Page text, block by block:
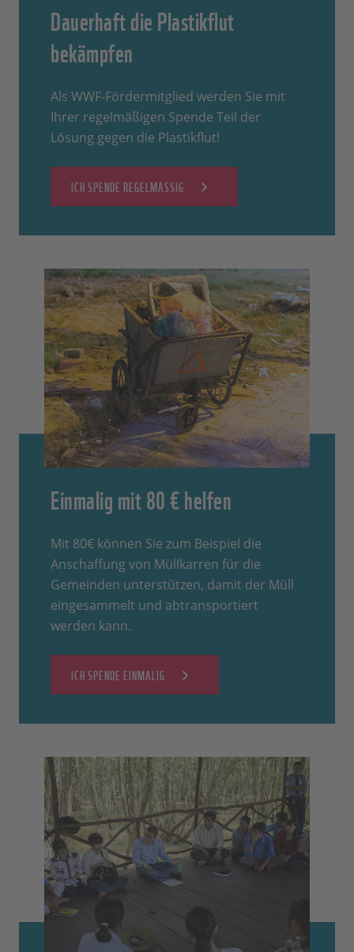
Dauerhaft die Plastikflut
bekämpfen
Als WWF-Fördermitglied werden Sie mit
Ihrer regelmäßigen Spende Teil der
Lösung gegen die Plastikflut!
ICH SPENDE REGELMÄSSIG
Einmalig mit 80 € helfen
Mit 80€ können Sie zum Beispiel die
Anschaffung von Müllkarren für die
Gemeinden unterstützen, damit der Müll
eingesammelt und abtransportiert
werden kann.
ICH SPENDE EINMALIG